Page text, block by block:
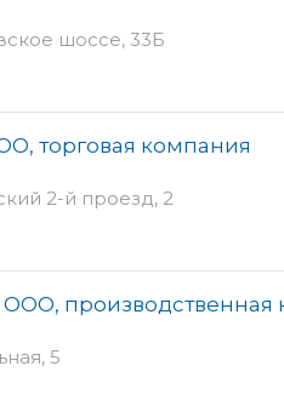
шоссе, 33Б
торговая компания
2-й проезд, 2
ООО, производственная
5